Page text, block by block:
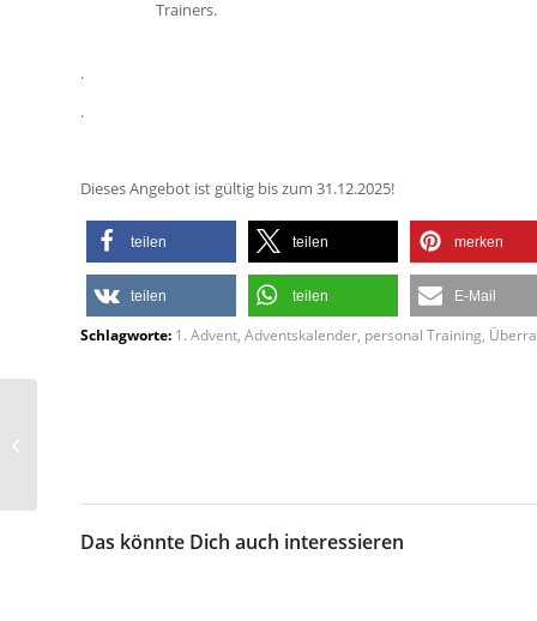
Trainers.
.
.
Dieses Angebot ist gültig bis zum 31.12.2025!
teilen teilen merken
teilen teilen E-Mail
Schlagworte: 1. Advent Adventskalender personal Training
Das könnte Dich auch interessieren